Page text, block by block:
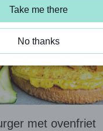
met ovenfriet
Take me there
No thanks